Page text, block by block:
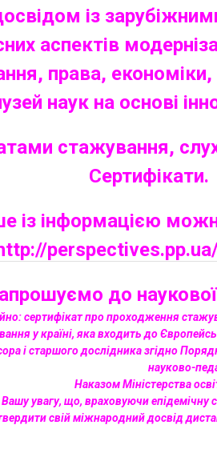
із
аспектів
права,
наук на основі
стажування,
Сертифікати.
із інформацією
до наукової
сертифікат про проходження
у країні, яка входить до
і старшого дослідника згідно
науково-
Наказом Міністерства
увагу, що, враховуючи епідемічну
свій міжнародний досвід